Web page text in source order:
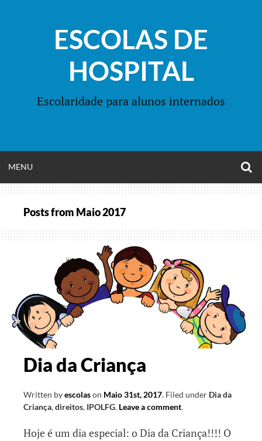
ESCOLAS DE
HOSPITAL
Escolaridade para alunos internados
MENU
MENU
Posts from Maio 2017
Dia da Criança
Written byescolason Maio 31st, 2017. Filed under Dia da
Criança,direitos, IPOLFG. Leave a comment.
Hoje é um dia especial: o Dia da Criança!!!! O